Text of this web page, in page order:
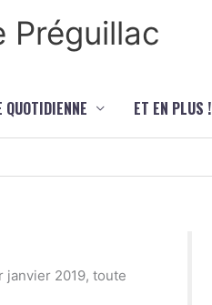
Préguillac
QUOTIDIENNE ET EN PLUS !
janvier 2019, toute